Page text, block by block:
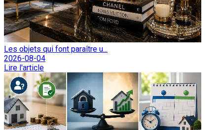
Les objets qui font paraître u...
2026-08-04
Lire l'article